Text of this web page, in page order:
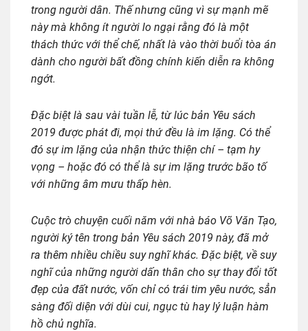
trong người dân. Thế nhưng cũng vì sự mạnh mẽ
này mà không ít người lo ngại rằng đó là một
thách thức với thể chế, nhất là vào thời buổi tòa án
dành cho người bất đồng chính kiến diễn ra không
ngớt.
Đặc biệt là sau vài tuần lễ, từ lúc bản Yêu sách
2019 được phát đi, mọi thứ đều là im lặng. Có thể
đó sự im lặng của nhận thức thiện chí – tạm hy
vọng – hoặc đó có thể là sự im lặng trước bão tố
với những âm mưu thấp hèn.
Cuộc trò chuyện cuối năm với nhà báo Võ Văn Tạo,
người ký tên trong bản Yêu sách 2019 này, đã mở
ra thêm nhiều chiều suy nghĩ khác. Đặc biệt, về suy
nghĩ của những người dấn thân cho sự thay đổi tốt
đẹp của đất nước, vốn chỉ có trái tim yêu nước, sẳn
sàng đối diện với dùi cui, ngục tù hay lý luận hàm
hồ chủ nghĩa.